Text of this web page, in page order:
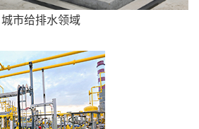
城市给排水领域